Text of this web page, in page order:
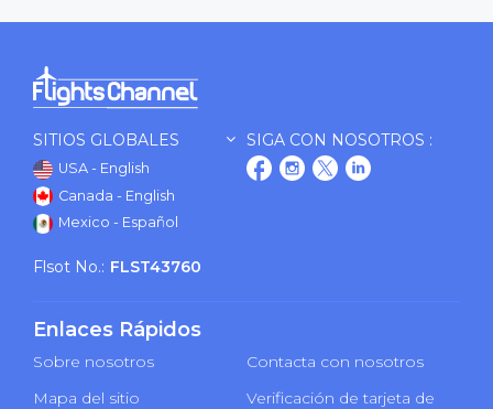
SITIOS GLOBALES
USA - English
Canada - English
Mexico - Español
SIGA CON NOSOTROS :
Flsot No.: FLST43760
Enlaces Rápidos
Sobre nosotros
Contacta con nosotros
Mapa del sitio
Verificación de tarjeta de